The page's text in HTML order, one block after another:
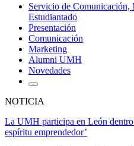
Servicio de
Estudiantado
Presentación
Comunicación
Marketing
Alumni UMH
Novedades
NOTICIA
La UMH participa en León
espíritu emprendedor’